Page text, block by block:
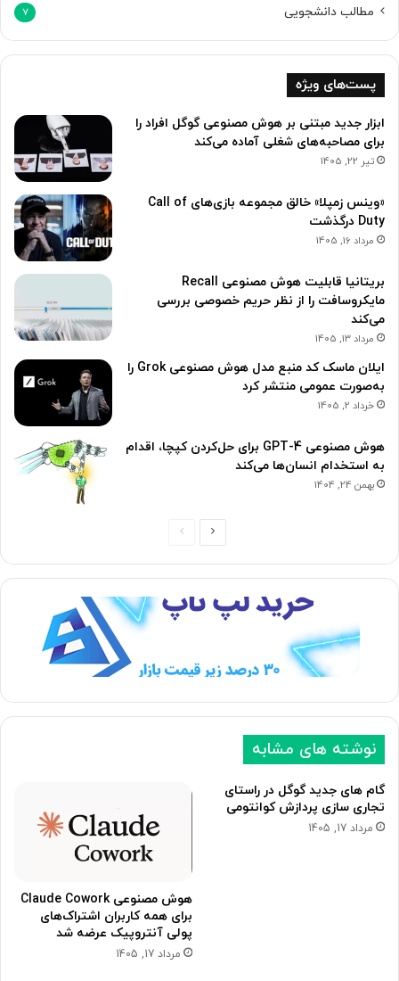
مطالب دانشجویی 7
پست‌های ویژه
ابزار جدید مبتنی بر هوش مصنوعی گوگل افراد را
برای مصاحبه‌های شغلی آماده می‌کند
تیر 22, 1405
«وینس زمپلا» خالق مجموعه بازی‌های Call of
Duty درگذشت
مرداد 16, 1405
بریتانیا قابلیت هوش مصنوعی Recall
مایکروسافت را از نظر حریم خصوصی بررسی
می‌کند
مرداد 13, 1405
ایلان ماسک کد منبع مدل هوش مصنوعی Grok را
به‌صورت عمومی منتشر کرد
خرداد 2, 1405
هوش مصنوعی GPT-4 برای حل‌کردن کپچا، اقدام
به استخدام انسان‌ها می‌کند
بهمن 24, 1404
ح
ه
ی
ح
ه
د
ی
نوشته های مشابه
گام های جدید گوگل در راستای
تجاری سازی پردازش کوانتومی
مرداد 17, 1405
هوش مصنوعی Claude Cowork
برای همه کاربران اشتراک‌های
پولی آنتروپیک عرضه شد
مرداد 17, 1405